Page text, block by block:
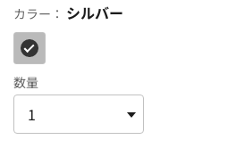
カラー： シルバー
数量